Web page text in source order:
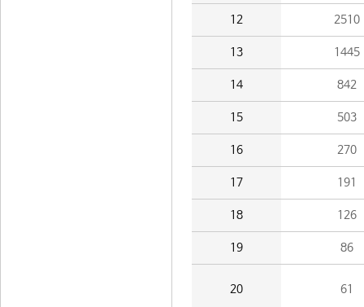
12 2510
13 1445
14 842
15 503
16 270
17 191
18 126
19 86
20 61